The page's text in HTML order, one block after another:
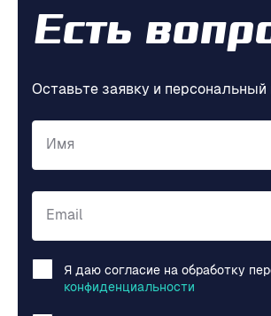
Есть
Оставьте заявку и
Имя
Email
Я даю согласие на обработку
конфиденциальности